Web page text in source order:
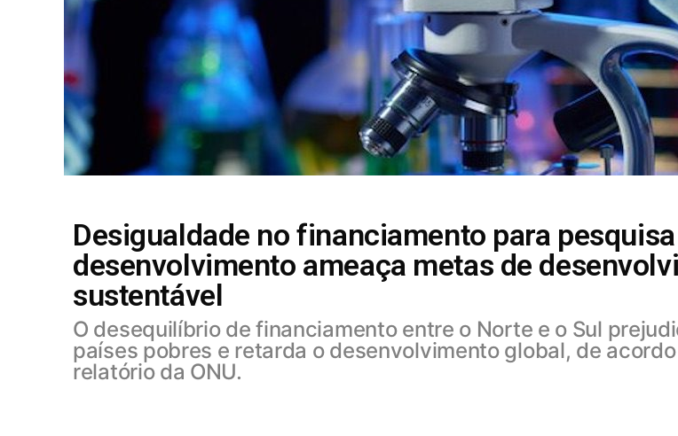
Desigualdade no financiamento para
desenvolvimento ameaça metas de
sustentável
O desequilíbrio de financiamento entre o Norte e o Sul
países pobres e retarda o desenvolvimento global, de
relatório da ONU.